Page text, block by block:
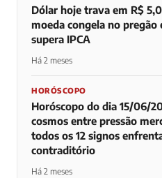
Dólar hoje trava em R$
moeda congela no pregão
supera IPCA
Há 2 meses
HORÓSCOPO
Horóscopo do dia 15/06/
cosmos entre pressão
todos os 12 signos
contraditório
Há 2 meses